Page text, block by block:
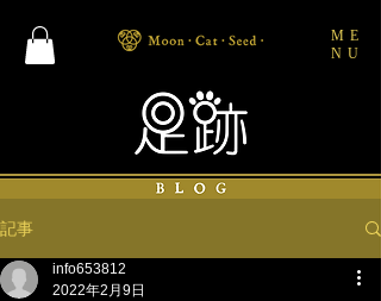
ME
NU
記事
info653812
2022年2月9日